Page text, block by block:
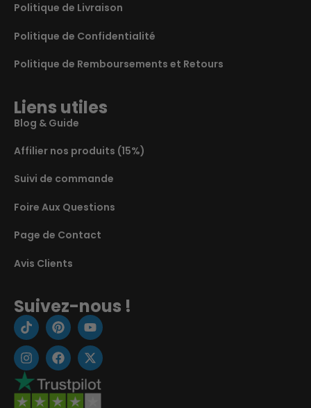
Politique de Livraison
Politique de Confidentialité
Politique de Remboursements et Retours
Liens utiles
Blog & Guide
Affilier nos produits (15%)
Suivi de commande
Foire Aux Questions
Page de Contact
Avis Clients
Suivez-nous !